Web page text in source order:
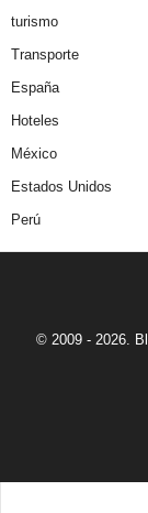
turismo
Transporte
España
Hoteles
México
Estados Unidos
Perú
© 2009 - 2026.